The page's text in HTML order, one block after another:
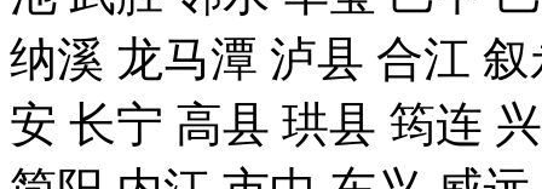
纳溪 龙马潭 泸县 合江
安 长宁 高县 珙县 筠连